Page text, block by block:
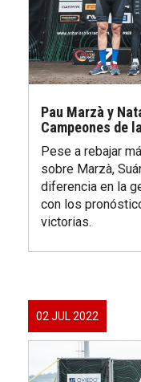
Pau Marzà y
Campeones de
Pese a rebajar
sobre Marzà,
diferencia en la
con los
victorias.
02 JUL 2022